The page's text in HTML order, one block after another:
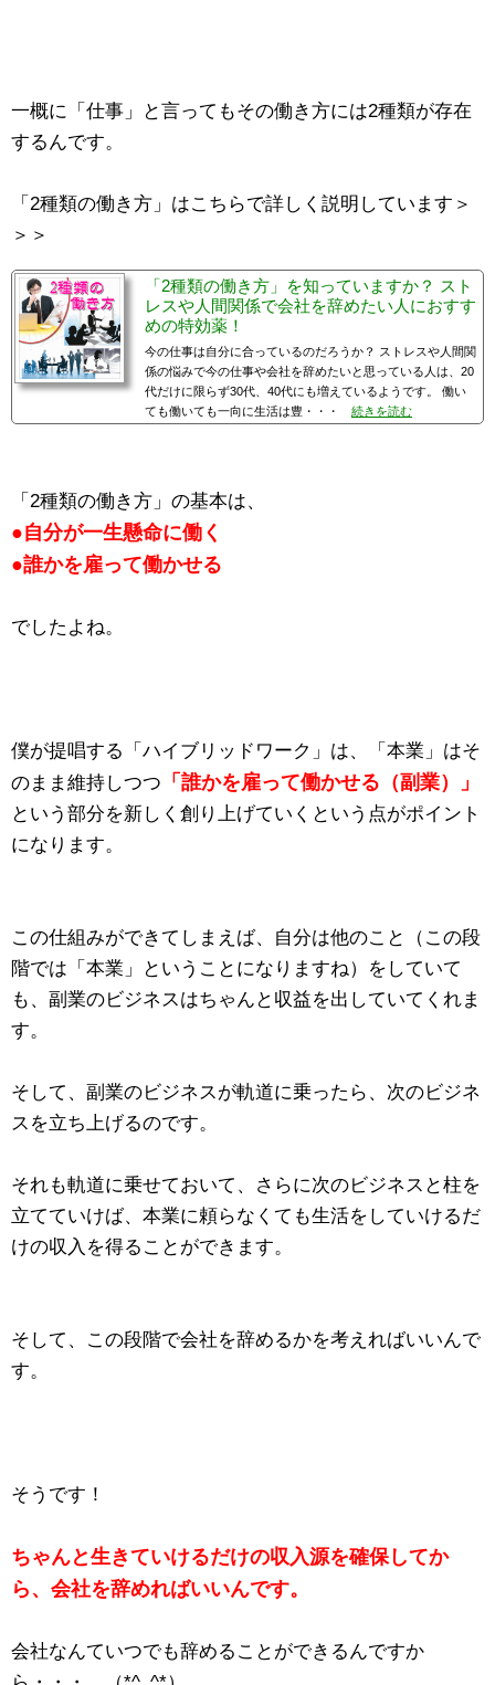
一概に「仕事」と言ってもその働き方には2種類が存在
するんです。
「2種類の働き方」はこちらで詳しく説明しています＞
＞＞
「2種類の働き方」を知っていますか？ スト
レスや人間関係で会社を辞めたい人におすす
めの特効薬！
今の仕事は自分に合っているのだろうか？ ストレスや人間関
係の悩みで今の仕事や会社を辞めたいと思っている人は、20
代だけに限らず30代、40代にも増えているようです。 働い
ても働いても一向に生活は豊・・・ 続きを読む
「2種類の働き方」の基本は、
●自分が一生懸命に働く
●誰かを雇って働かせる
でしたよね。
僕が提唱する「ハイブリッドワーク」は、「本業」はそ
のまま維持しつつ 「誰かを雇って働かせる（副業）」
という部分を新しく創り上げていくという点がポイント
になります。
この仕組みができてしまえば、自分は他のこと（この段
階では「本業」ということになりますね）をしていて
も、副業のビジネスはちゃんと収益を出していてくれま
す。
そして、副業のビジネスが軌道に乗ったら、次のビジネ
スを立ち上げるのです。
それも軌道に乗せておいて、さらに次のビジネスと柱を
立てていけば、本業に頼らなくても生活をしていけるだ
けの収入を得ることができます。
そして、この段階で会社を辞めるかを考えればいいんで
す。
そうです！
ちゃんと生きていけるだけの収入源を確保してか
ら、会社を辞めればいいんです。
会社なんていつでも辞めることができるんですか